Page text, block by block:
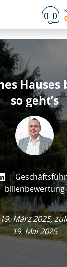
Hauses
so geht’s
|
bi­li­en­be­wer­tung
März 2025,
19. Mai 2025